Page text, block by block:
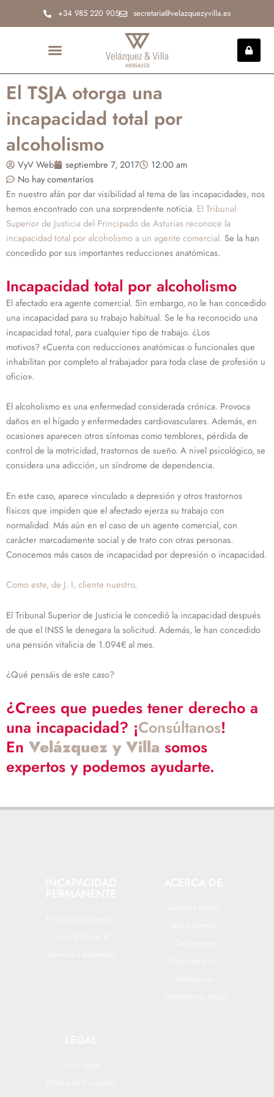
+34 985 220 905 secretaria@velazquezyvilla.es
El TSJA otorga una
incapacidad total por
alcoholismo
VyV Web septiembre 7, 2017
12:00 am
No hay comentarios
En nuestro afán por dar visibilidad al tema de las incapacidades, nos
hemos encontrado con una sorprendente noticia. El Tribunal
Superior de Justicia del Principado de Asturias reconoce la
incapacidad total por alcoholismo a un agente comercial. Se la han
concedido por sus importantes reducciones anatómicas.
Incapacidad total por alcoholismo
El afectado era agente comercial. Sin embargo, no le han concedido
una incapacidad para su trabajo habitual. Se le ha reconocido una
incapacidad total, para cualquier tipo de trabajo. ¿Los
motivos? «Cuenta con reducciones anatómicas o funcionales que
inhabilitan por completo al trabajador para toda clase de profesión u
oficio».
El alcoholismo es una enfermedad considerada crónica. Provoca
daños en el hígado y enfermedades cardiovasculares. Además, en
ocasiones aparecen otros síntomas como temblores, pérdida de
control de la motricidad, trastornos de sueño. A nivel psicológico, se
considera una adicción, un síndrome de dependencia.
En este caso, aparece vinculado a depresión y otros trastornos
físicos que impiden que el afectado ejerza su trabajo con
normalidad. Más aún en el caso de un agente comercial, con
carácter marcadamente social y de trato con otras personas.
Conocemos más casos de incapacidad por depresión o incapacidad.
Como este, de J. I, cliente nuestro.
El Tribunal Superior de Justicia le concedió la incapacidad después
de que el INSS le denegara la solicitud. Además, le han concedido
una pensión vitalicia de 1.094€ al mes.
¿Qué pensáis de este caso?
¿Crees que puedes tener derecho a
una incapacidad? ¡Consúltanos!
En Velázquez y Villa somos
expertos y podemos ayudarte.